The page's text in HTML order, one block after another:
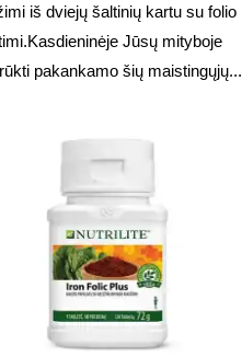
iš dviejų šaltinių kartu su folio
Jūsų mityboje
pakankamo šių maistingųjų...